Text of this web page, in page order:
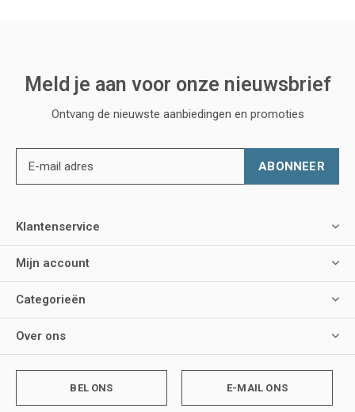
Meld je aan voor onze nieuwsbrief
Ontvang de nieuwste aanbiedingen en promoties
ABONNEER
Klantenservice
Mijn account
Categorieën
Over ons
BEL ONS E-MAIL ONS